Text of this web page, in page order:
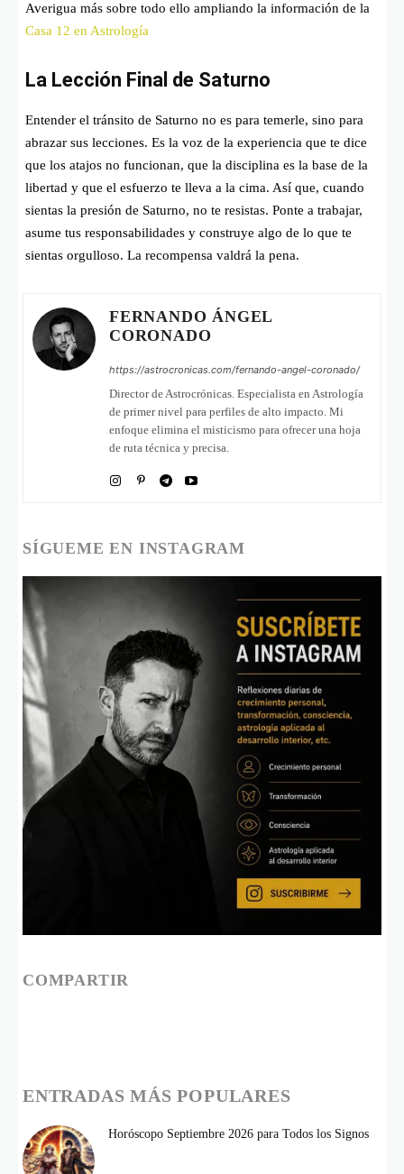
Averigua más sobre todo ello ampliando la información de la
Casa 12 en Astrología
La Lección Final de Saturno
Entender el tránsito de Saturno no es para temerle, sino para
abrazar sus lecciones. Es la voz de la experiencia que te dice
que los atajos no funcionan, que la disciplina es la base de la
libertad y que el esfuerzo te lleva a la cima. Así que, cuando
sientas la presión de Saturno, no te resistas. Ponte a trabajar,
asume tus responsabilidades y construye algo de lo que te
sientas orgulloso. La recompensa valdrá la pena.
FERNANDO ÁNGEL
CORONADO
https://astrocronicas.com/fernando-angel-coronado/
Director de Astrocrónicas. Especialista en Astrología
de primer nivel para perfiles de alto impacto. Mi
enfoque elimina el misticismo para ofrecer una hoja
de ruta técnica y precisa.
SÍGUEME EN INSTAGRAM
COMPARTIR
ENTRADAS MÁS POPULARES
Horóscopo Septiembre 2026 para Todos los Signos